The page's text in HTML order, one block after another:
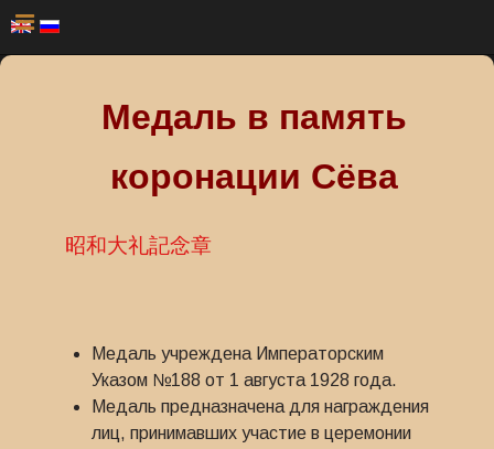
Медаль в память
коронации Сёва
昭和大礼記念章
Медаль учреждена Императорским
Указом №188 от 1 августа 1928 года.
Медаль предназначена для награждения
лиц, принимавших участие в церемонии